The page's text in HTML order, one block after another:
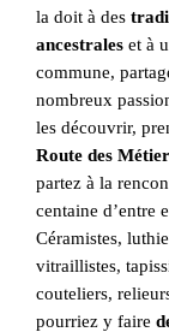
la doit à des
ancestrales et à
commune,
nombreux
les découvrir,
Route des
partez à la
centaine d’entre
Céramistes,
vitraillistes,
couteliers,
pourriez y faire